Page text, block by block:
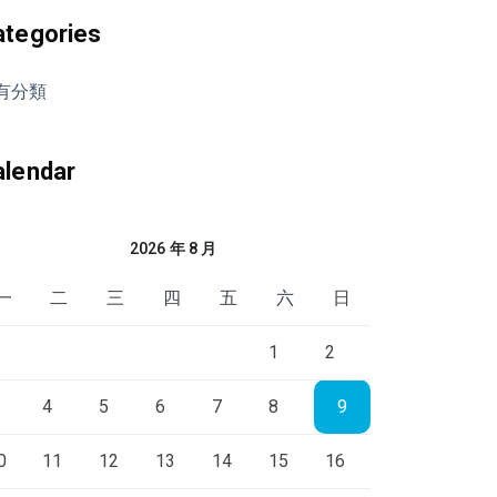
分類
2026 年 8 月
二 三 四 五 六 日
1 2
4 5 6 7 8 9
11 12 13 14 15 16